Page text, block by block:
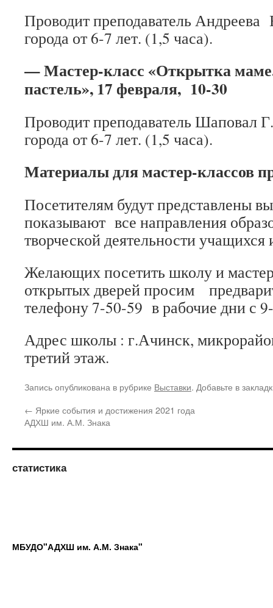
Проводит преподаватель Андреева
города от 6-7 лет. (1,5 часа).
— Мастер-класс «Открытка
пастель», 17 февраля, 10-30
Проводит преподаватель Шаповал
города от 6-7 лет. (1,5 часа).
Материалы для мастер-классов
Посетителям будут представлены
показывают все направления
творческой деятельности учащихся
Желающих посетить школу и
открытых дверей просим
телефону 7-50-59 в рабочие дни с
Адрес школы : г.Ачинск,
третий этаж.
Запись опубликована в рубрике Выставки. Добавьте в
← Яркие события и достижения 2021 года
АДХШ им. А.М. Знака
статистика
МБУДО"АДХШ им. А.М. Знака"